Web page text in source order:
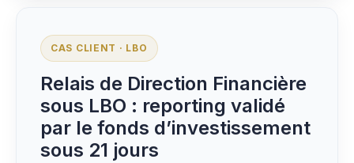
CAS CLIENT · LBO
Relais de Direction Financière
sous LBO : reporting validé
par le fonds d’investissement
sous 21 jours